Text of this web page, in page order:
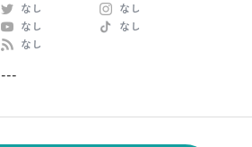
なし
なし
なし
なし
なし
---